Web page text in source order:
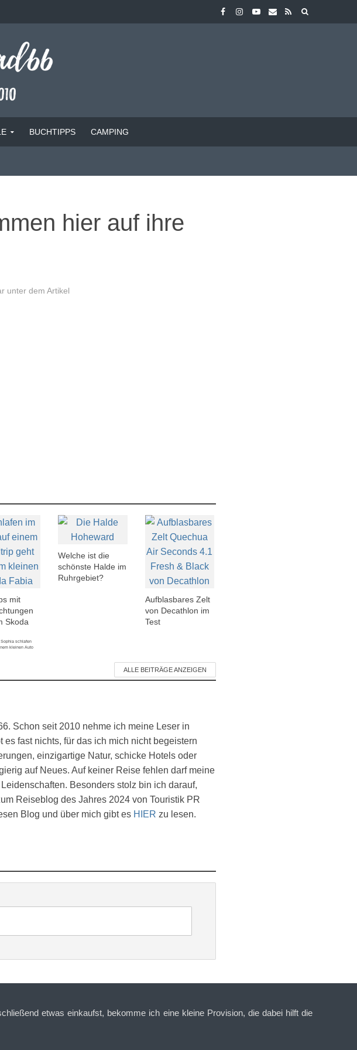
BUCHTIPPS CAMPING
hier auf ihre
unter dem Artikel
mit
Skoda
schlafen
kleinen Auto
Welche ist die
schönste Halde im
Ruhrgebiet?
Aufblasbares Zelt
von Decathlon im
Test
ALLE BEITRÄGE ANZEIGEN
Schon seit 2010 nehme ich meine Leser in
fast nichts, für das ich mich nicht begeistern
einzigartige Natur, schicke Hotels oder
auf Neues. Auf keiner Reise fehlen darf meine
Besonders stolz bin ich darauf,
Reiseblog des Jahres 2024 von Touristik PR
Blog und über mich gibt es HIER zu lesen.
etwas einkaufst, bekomme ich eine kleine Provision, die dabei hilft die